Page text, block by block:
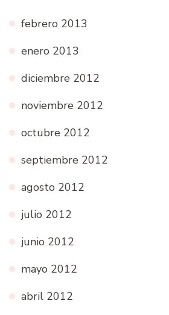
febrero 2013
enero 2013
diciembre 2012
noviembre 2012
octubre 2012
septiembre 2012
agosto 2012
julio 2012
junio 2012
mayo 2012
abril 2012